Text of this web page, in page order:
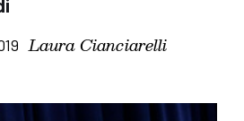
Laura Cianciarelli